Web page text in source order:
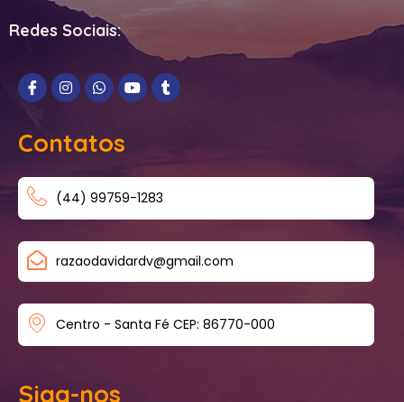
Redes Sociais:
Contatos
(44) 99759-1283
razaodavidardv@gmail.com
Centro - Santa Fé CEP: 86770-000
Siga-nos